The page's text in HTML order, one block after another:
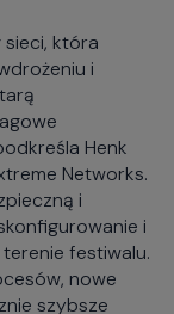
sieci, która
i
Henk
Networks.
i
i
terenie festiwalu.
nowe
szybsze